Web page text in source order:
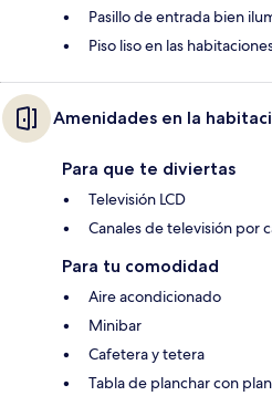
Pasillo de entrada bien
Piso liso en las
Amenidades en la
Para que te diviertas
Televisión LCD
Canales de televisión por
Para tu comodidad
Aire acondicionado
Minibar
Cafetera y tetera
Tabla de planchar con